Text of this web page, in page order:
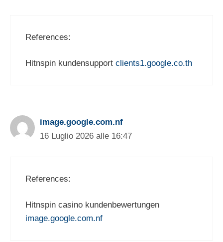
References:
Hitnspin kundensupport clients1.google.co.th
image.google.com.nf
16 Luglio 2026 alle 16:47
References:
Hitnspin casino kundenbewertungen
image.google.com.nf